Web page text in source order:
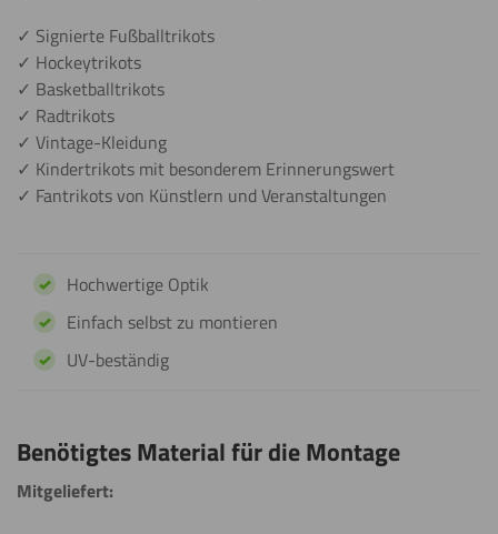
✓ Signierte Fußballtrikots
✓ Hockeytrikots
✓ Basketballtrikots
✓ Radtrikots
✓ Vintage-Kleidung
✓ Kindertrikots mit besonderem Erinnerungswert
✓ Fantrikots von Künstlern und Veranstaltungen
Hochwertige Optik
Einfach selbst zu montieren
UV-beständig
Benötigtes Material für die Montage
Mitgeliefert: